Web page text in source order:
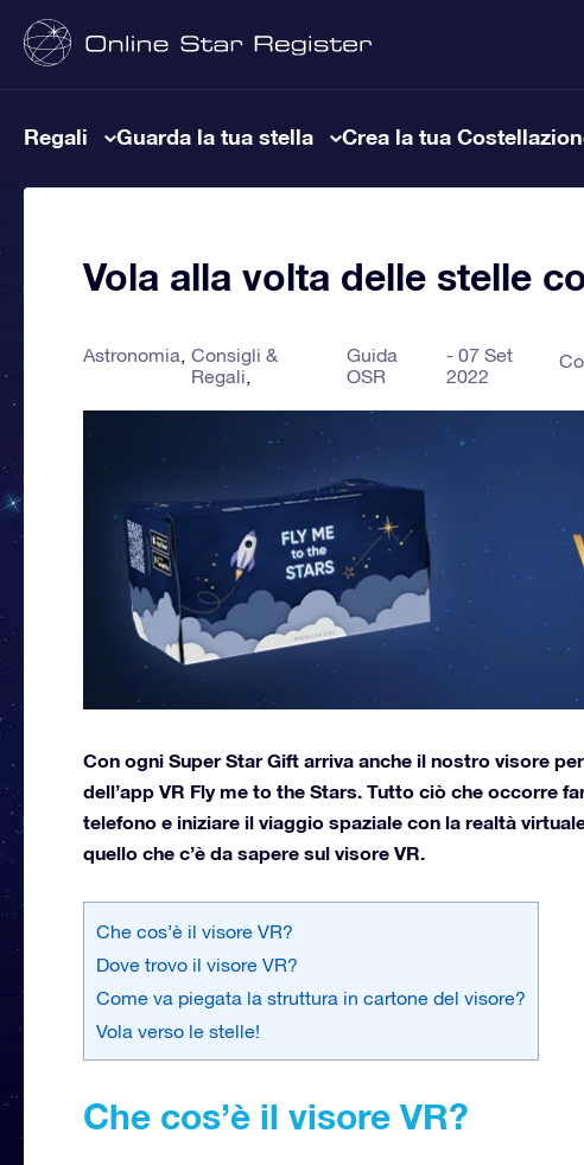
Regali Guarda la tua stella Crea la tua
Vola alla volta delle stelle
Astronomia Consigli &
Regali
Guida
OSR
07 Set
2022
Con ogni Super Star Gift arriva anche il nostro visore
dell’app VR Fly me to the Stars. Tutto ciò che occorre
telefono e iniziare il viaggio spaziale con la realtà
quello che c’è da sapere sul visore VR.
Che cos’è il visore VR?
Dove trovo il visore VR?
Come va piegata la struttura in cartone del visore?
Vola verso le stelle!
Che cos’è il visore VR?